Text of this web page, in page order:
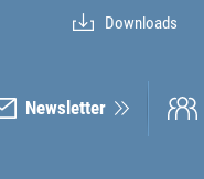
Downloads
Newsletter